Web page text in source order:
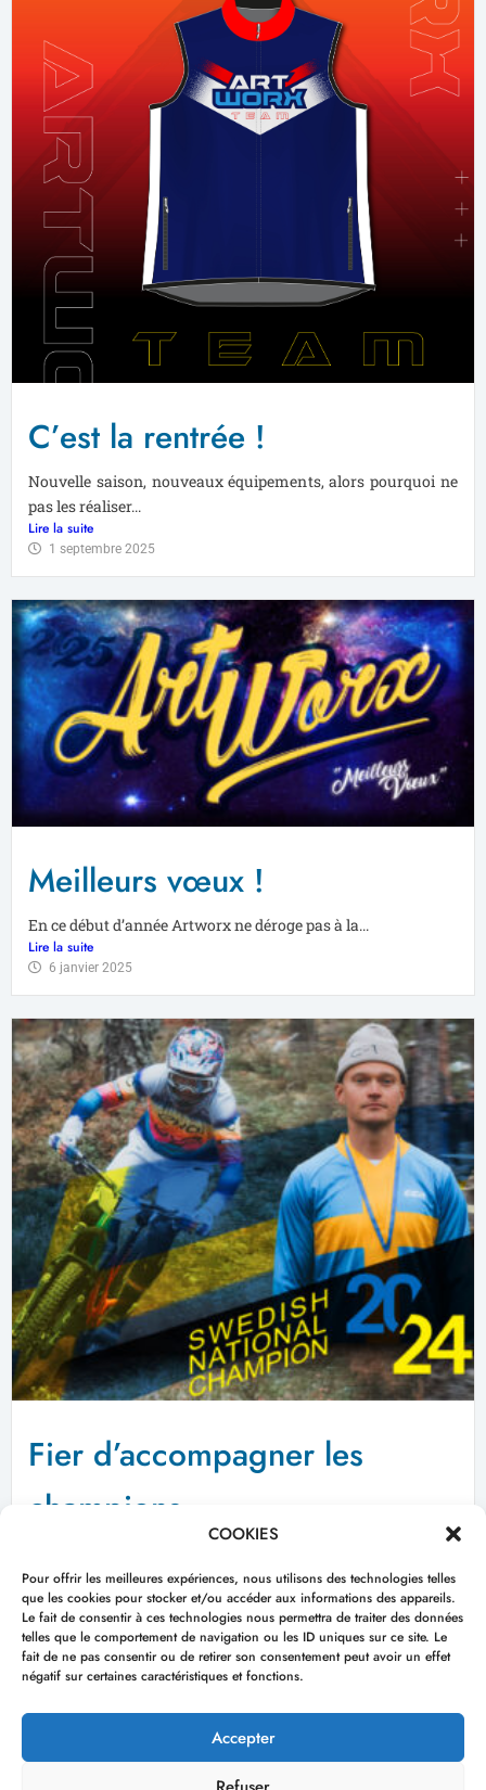
COOKIES
Pour offrir les meilleures expériences, nous utilisons des technologies telles
que les cookies pour stocker et/ou accéder aux informations des appareils.
Le fait de consentir à ces technologies nous permettra de traiter des données
telles que le comportement de navigation ou les ID uniques sur ce site. Le
fait de ne pas consentir ou de retirer son consentement peut avoir un effet
négatif sur certaines caractéristiques et fonctions.
Accepter
C’est la rentrée !
Nouvelle saison, nouveaux équipements, alors pourquoi ne
pas les réaliser...
Lire la suite
1 septembre 2025
Meilleurs vœux !
En ce début d’année Artworx ne déroge pas à la...
Lire la suite
6 janvier 2025
Fier d’accompagner les
champions
Lire la suite
7 novembre 2024
Copyright © 2026 artworx | Powered by
Astra
NEWS
QUI EST ARTWORX ?